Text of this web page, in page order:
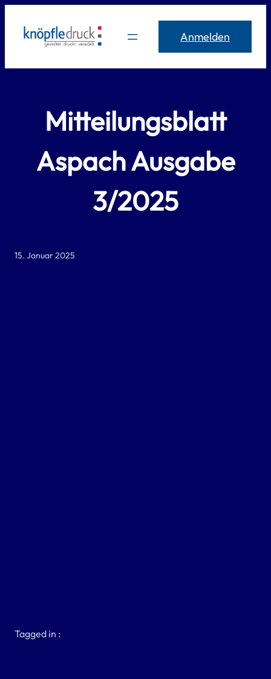
Inhalt
springen
Anmelden
Mitteilungsblatt
Aspach Ausgabe
3/2025
15. Januar 2025
Tagged in :